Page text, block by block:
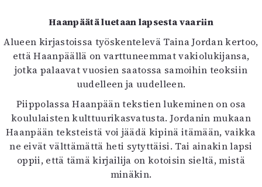
Haanpäätä luetaan lapsesta vaariin
Alueen kirjastoissa työskentelevä Taina Jordan kertoo,
että Haanpäällä on varttuneemmat vakiolukijansa,
jotka palaavat vuosien saatossa samoihin teoksiin
uudelleen ja uudelleen.
Piippolassa Haanpään tekstien lukeminen on osa
koululaisten kulttuurikasvatusta. Jordanin mukaan
Haanpään teksteistä voi jäädä kipinä itämään, vaikka
ne eivät välttämättä heti sytyttäisi. Tai ainakin lapsi
oppii, että tämä kirjailija on kotoisin sieltä, mistä
minäkin.